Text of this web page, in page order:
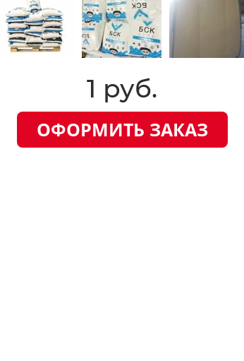
1 руб.
ОФОРМИТЬ ЗАКАЗ